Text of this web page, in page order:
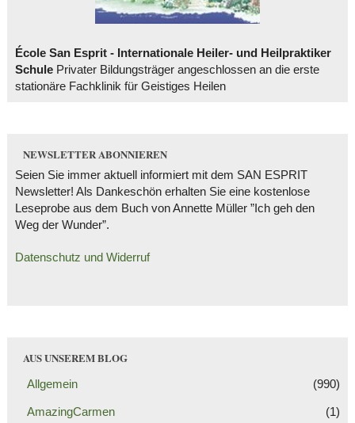
École San Esprit - Internationale Heiler- und Heilpraktiker
SchulePrivater Bildungsträger angeschlossen an die erste
stationäre Fachklinik für Geistiges Heilen
NEWSLETTER ABONNIEREN
Seien Sie immer aktuell informiert mit dem SAN ESPRIT
Newsletter! Als Dankeschön erhalten Sie eine kostenlose
Leseprobe aus dem Buch von Annette Müller ”Ich geh den
Weg der Wunder”.
Datenschutz und Widerruf
AUS UNSEREM BLOG
Allgemein (990)
AmazingCarmen (1)